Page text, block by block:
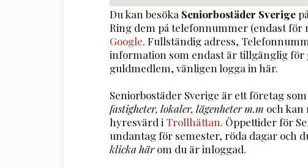
Du kan besöka Seniorbostäder Sverige
Ring dem på telefonnummer (endast
Google. Fullständig adress,
information som endast är tillgänglig
guldmedlem, vänligen logga in här.
Seniorbostäder Sverige är ett företag
fastigheter, lokaler, lägenheter m.m och kan
hyresvärd i Trollhättan. Öppettider för
undantag för semester, röda dagar och
klicka härom du är inloggad.